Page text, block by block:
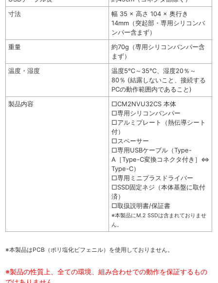
寸法
幅 35 × 高さ 104 × 奥行き
14mm（突起部・専用シリコンバ
ンパー含まず）
重量
約70g（専用シリコンバンパー含
まず）
温度・湿度
温度5℃～35℃、湿度20％～
80％ (結露しないこと、接続する
PCの動作範囲内であること)
製品内容
□CM2NVU32CS 本体
□専用シリコンバンパー
□アルミプレート（熱伝導シート
付）
□スペーサー
□専用USBケーブル（Type-
A［Type-C変換コネクタ付き］⇔
Type-C）
□専用ミニプラスドライバー
□SSD固定ネジ（本体基盤に取付
済）
□取扱説明書/保証書
※本製品にM.2 SSDは含まれておりませ
ん。
※本製品はPCB（ポリ塩化ビフェニル）を使用しておりません。
※製品の性質上、全ての環境、組み合わせでの動作を保証するもの